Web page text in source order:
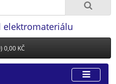
elektromateriálu
0,00 KČ